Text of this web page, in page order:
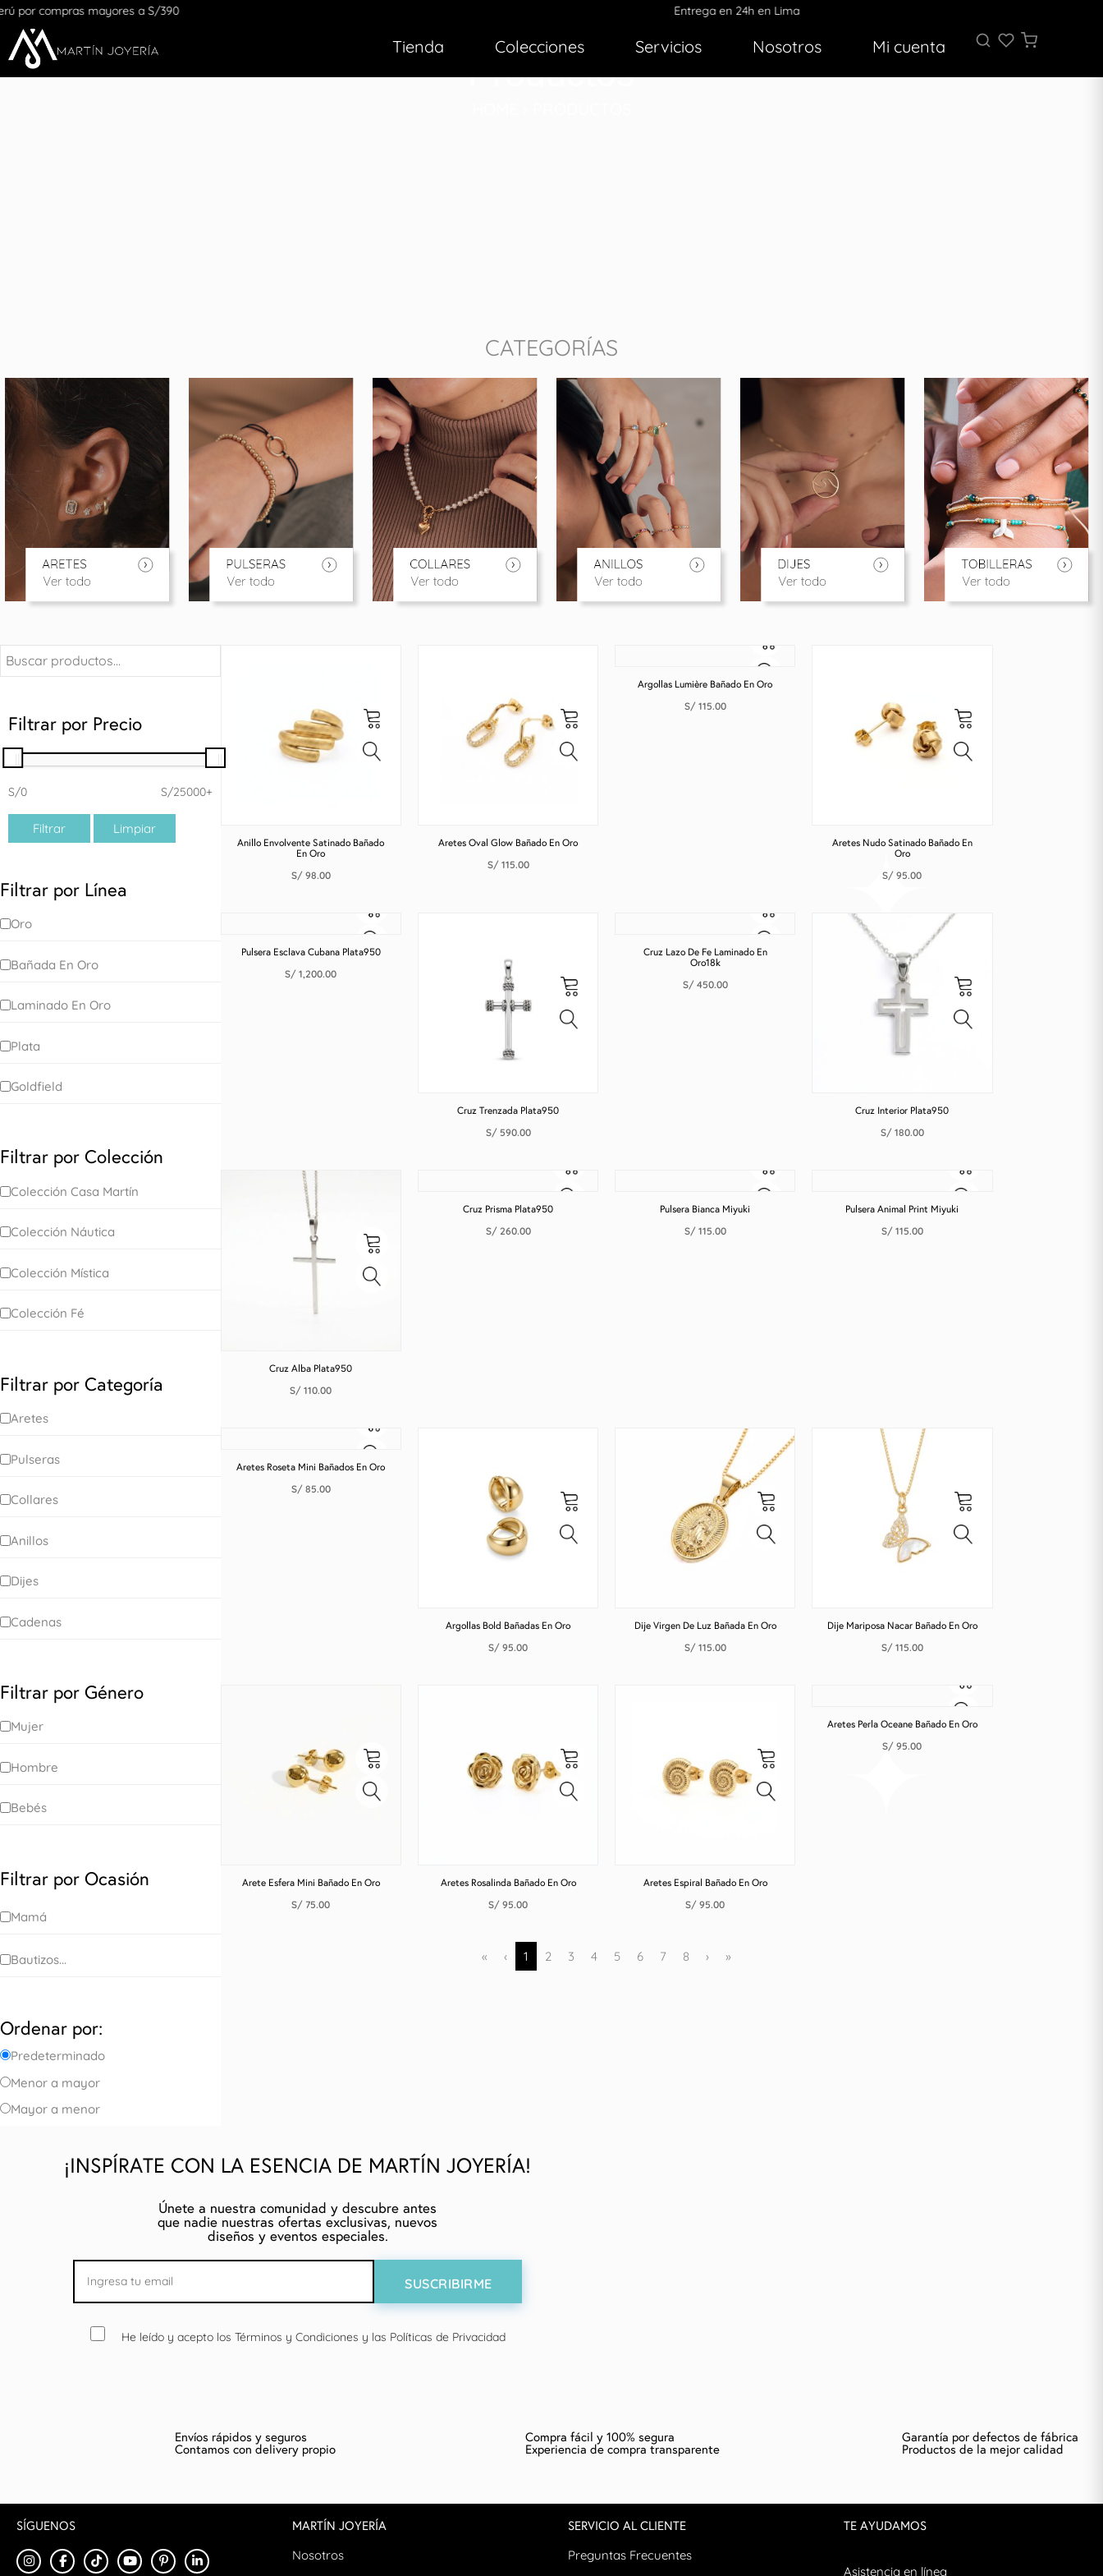
mayores a S/390 Entrega en 24h en Lima
Tienda Colecciones Servicios Nosotros Mi cuenta
Productos
CATEGORÍAS
Filtrar por Precio
S/0 S/25000+
Filtrar Limpiar
Filtrar por Línea
Oro
Bañada En Oro
Laminado En Oro
Plata
Goldfield
Filtrar por Colección
Colección Casa Martín
Colección Náutica
Colección Mística
Colección Fé
Filtrar por Categoría
Aretes
Pulseras
Collares
Anillos
Dijes
Cadenas
Filtrar por Género
Mujer
Hombre
Bebés
Filtrar por Ocasión
Mamá
Bautizos...
Ordenar por:
Predeterminado
Menor a mayor
Mayor a menor
Anillo Envolvente Satinado Bañado
En Oro
S/ 98.00
Aretes Oval Glow Bañado En Oro
S/ 115.00
Argollas Lumière Bañado En Oro
S/ 115.00
Aretes Nudo Satinado Bañado En
Oro
S/ 95.00
Pulsera Esclava Cubana Plata950
S/ 1,200.00
Cruz Trenzada Plata950
S/ 590.00
Cruz Lazo De Fe Laminado En
Oro18k
S/ 450.00
Cruz Interior Plata950
S/ 180.00
Cruz Alba Plata950
S/ 110.00
Cruz Prisma Plata950
S/ 260.00
Pulsera Bianca Miyuki
S/ 115.00
Pulsera Animal Print Miyuki
S/ 115.00
Aretes Roseta Mini Bañados En Oro
S/ 85.00
Argollas Bold Bañadas En Oro
S/ 95.00
Dije Virgen De Luz Bañada En Oro
S/ 115.00
Dije Mariposa Nacar Bañado En Oro
S/ 115.00
Arete Esfera Mini Bañado En Oro
S/ 75.00
Aretes Rosalinda Bañado En Oro
S/ 95.00
Aretes Espiral Bañado En Oro
S/ 95.00
Aretes Perla Oceane Bañado En Oro
S/ 95.00
« ‹ 1 2 3 4 5 6 7 8 › »
¡INSPÍRATE CON LA ESENCIA DE MARTÍN JOYERÍA!
Únete a nuestra comunidad y descubre antes
que nadie nuestras ofertas exclusivas, nuevos
diseños y eventos especiales.
He leído y acepto los Términos y Condiciones y las Políticas de Privacidad
Envíos rápidos y seguros
Contamos con delivery propio
Compra fácil y 100% segura
Experiencia de compra transparente
Garantía por defectos de fábrica
Productos de la mejor calidad
SÍGUENOS MARTÍN JOYERÍA
Nosotros
SERVICIO AL CLIENTE
Preguntas Frecuentes
TE AYUDAMOS
Asistencia en línea